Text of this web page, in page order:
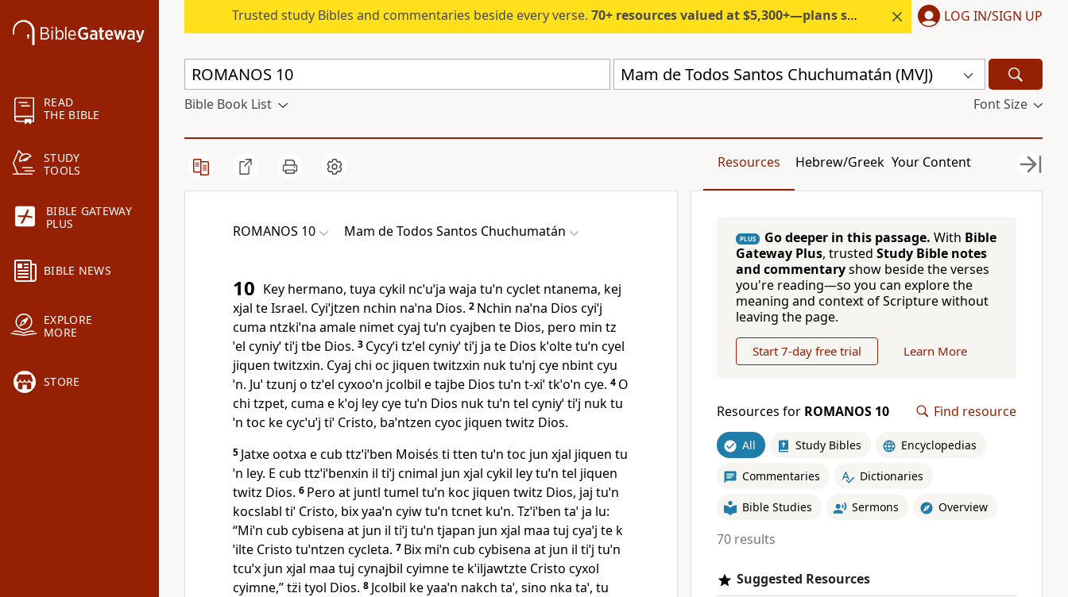
READ
THE BIBLE
STUDY
TOOLS
BIBLE GATEWAY
PLUS
BIBLE NEWS
EXPLORE
MORE
STORE
Trusted study Bibles and commentaries beside every verse. 70+ resources valued at $5,300+—plans start under $6/month. LOG IN/SIGN UP
Mam de Todos Santos Chuchumatán (MVJ)
Bible Book List Font Size
Resources Hebrew/Greek Your Content
ROMANOS 10 Mam de Todos Santos Chuchumatán
10 Key hermano, tuya cykil ncˈuˈja waja tuˈn cyclet ntanema, kej
xjal te Israel. Cyiˈjtzen nchin naˈna Dios. 2 Nchin naˈna Dios cyiˈj
cuma ntzkiˈna amale nimet cyaj tuˈn cyajben te Dios, pero min tz
ˈel cyniyˈ tiˈj tbe Dios. 3 Cycyˈi tzˈel cyniyˈ tiˈj ja te Dios kˈolte tuˈn cyel
jiquen twitzxin. Cyaj chi oc jiquen twitzxin nuk tuˈnj cye nbint cyu
ˈn. Juˈ tzunj o tzˈel cyxooˈn jcolbil e tajbe Dios tuˈn t‑xiˈ tkˈoˈn cye. 4 O
chi tzpet, cuma e kˈoj ley cye tuˈn Dios nuk tuˈn tel cyniyˈ tiˈj nuk tu
ˈn toc ke cycˈuˈj tiˈ Cristo, baˈntzen cyoc jiquen twitz Dios.
5 Jatxe ootxa e cub ttzˈiˈben Moisés ti tten tuˈn toc jun xjal jiquen tu
ˈn ley. E cub ttzˈiˈbenxin il tiˈj cnimal jun xjal cykil ley tuˈn tel jiquen
twitz Dios. 6 Pero at juntl tumel tuˈn koc jiquen twitz Dios, jaj tuˈn
kocslabl tiˈ Cristo, bix yaaˈn cyiw tuˈn tcnet kuˈn. Tzˈiˈben taˈ ja lu:
“Miˈn cub cybisena at jun il tiˈj tuˈn tjapan jun xjal maa tuj cyaˈj te k
ˈilte Cristo tuˈntzen cycleta. 7 Bix miˈn cub cybisena at jun il tiˈj tuˈn
tcuˈx jun xjal maa tuj cynajbil cyimne te kˈiljawtzte Cristo cyxol
cyimne,” tz̈i tyol Dios. 8 Jcolbil ke yaaˈn nakch taˈ, sino nka taˈ, tu
PLUS Go deeper in this passage. With Bible
Gateway Plus, trusted Study Bible notes
and commentaryshow beside the verses
you're reading—so you can explore the
meaning and context of Scripture without
leaving the page.
Start 7-day free trial Learn More
Resources for ROMANOS 10 Find resource
All Study Bibles Encyclopedias
Commentaries Dictionaries
Bible Studies Sermons Overview
70 results
Suggested Resources